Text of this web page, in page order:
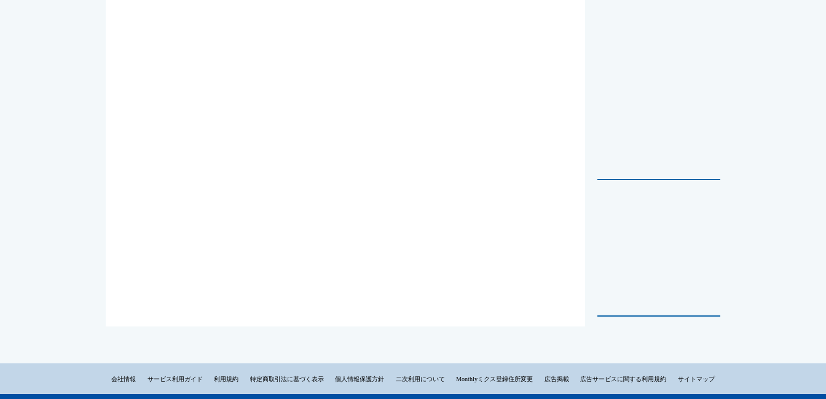
会社情報 サービス利用ガイド 利用規約 特定商取引法に基づく表示 個人情報保護方針 二次利用について Monthlyミクス登録住所変更 広告掲載 広告サービスに関する利用規約 サイトマップ